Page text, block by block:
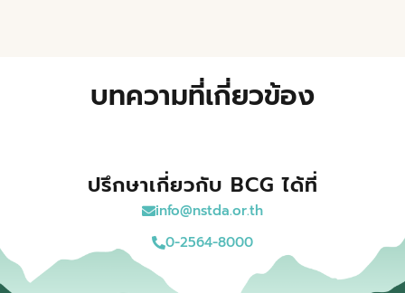
บทความที่เกี่ยวข้อง
ปรึกษาเกี่ยวกับ BCG ได้ที่
info@nstda.or.th
0-2564-8000